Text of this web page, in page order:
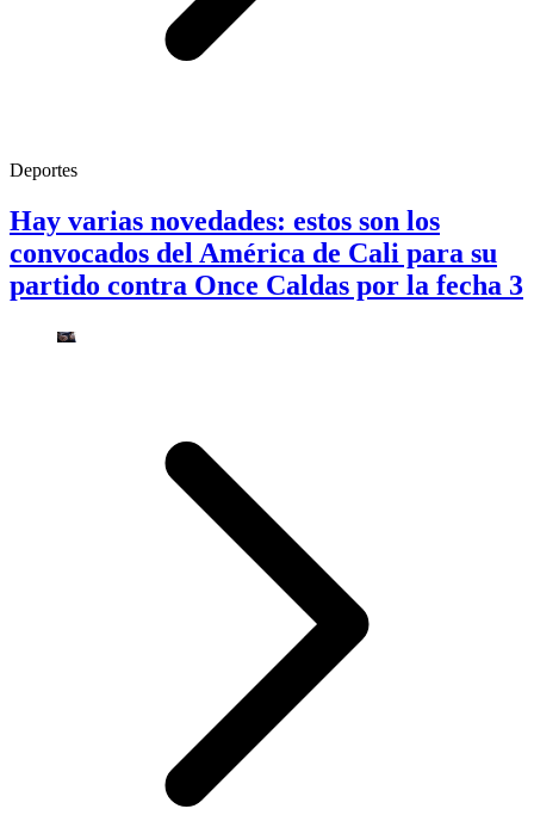
Deportes
Hay varias novedades: estos son los
convocados del América de Cali para su
partido contra Once Caldas por la fecha 3